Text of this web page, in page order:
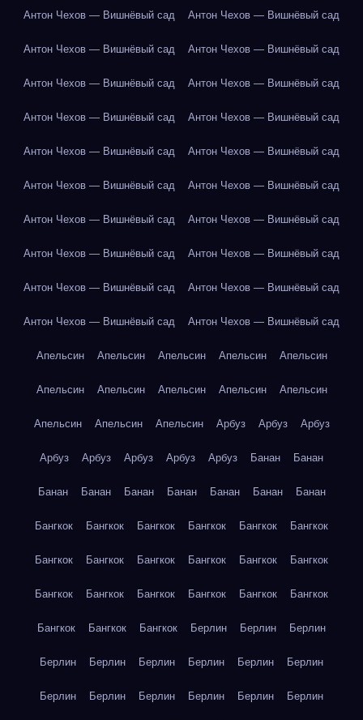
Антон Чехов — Вишнёвый сад Антон Чехов — Вишнёвый сад
Антон Чехов — Вишнёвый сад Антон Чехов — Вишнёвый сад
Антон Чехов — Вишнёвый сад Антон Чехов — Вишнёвый сад
Антон Чехов — Вишнёвый сад Антон Чехов — Вишнёвый сад
Антон Чехов — Вишнёвый сад Антон Чехов — Вишнёвый сад
Антон Чехов — Вишнёвый сад Антон Чехов — Вишнёвый сад
Антон Чехов — Вишнёвый сад Антон Чехов — Вишнёвый сад
Антон Чехов — Вишнёвый сад Антон Чехов — Вишнёвый сад
Антон Чехов — Вишнёвый сад Антон Чехов — Вишнёвый сад
Антон Чехов — Вишнёвый сад Антон Чехов — Вишнёвый сад
Апельсин Апельсин Апельсин Апельсин Апельсин
Апельсин Апельсин Апельсин Апельсин Апельсин
Апельсин Апельсин Апельсин Арбуз Арбуз Арбуз
Арбуз Арбуз Арбуз Арбуз Арбуз Банан Банан
Банан Банан Банан Банан Банан Банан Банан
Бангкок Бангкок Бангкок Бангкок Бангкок Бангкок
Бангкок Бангкок Бангкок Бангкок Бангкок Бангкок
Бангкок Бангкок Бангкок Бангкок Бангкок Бангкок
Бангкок Бангкок Бангкок Берлин Берлин Берлин
Берлин Берлин Берлин Берлин Берлин Берлин
Берлин Берлин Берлин Берлин Берлин Берлин